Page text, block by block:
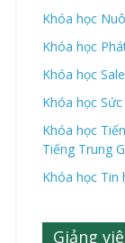
Khóa học
Khóa học
Khóa học
Khóa học
Khóa học
Tiếng Trung
Khóa học Tin
Giảng